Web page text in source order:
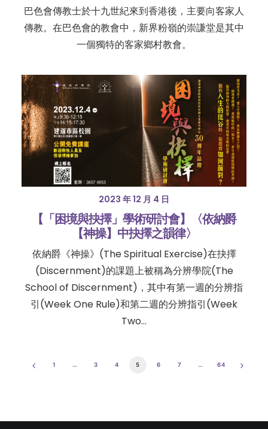
巴色會傳教士於十九世紀來到香港後，主要向客家人
傳教。在巴色會的教會中，新界粉嶺的崇謙堂是其中
一個獨特的客家鄉村教會。
2023 年 12 月 4 日
【「困境與抉擇」學術研討會】〈依納爵
【神操】中抉擇之韻律〉
依納爵《神操》(The Spiritual Exercise)在抉擇
(Discernment)的課題上被稱為分辨學院(The
School of Discernment)，其中有第一週的分辨指
引(Week One Rule)和第二週的分辨指引(Week
Two…
1 … 3 4 5 6 7 … 64